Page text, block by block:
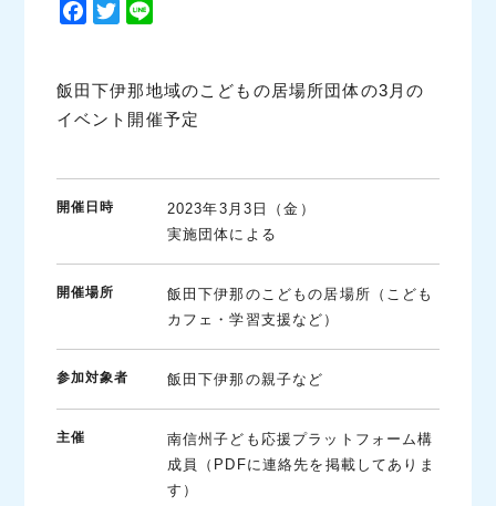
F
e
b
k
T
t
t
e
飯田下伊那地域のこどもの居場所団体の3月の
イベント開催予定
開催日時
2023年3月3日（金）
実施団体による
開催場所
飯田下伊那のこどもの居場所（こども
カフェ・学習支援など）
参加対象者 飯田下伊那の親子など
主催
南信州子ども応援プラットフォーム構
成員（PDFに連絡先を掲載してありま
す）